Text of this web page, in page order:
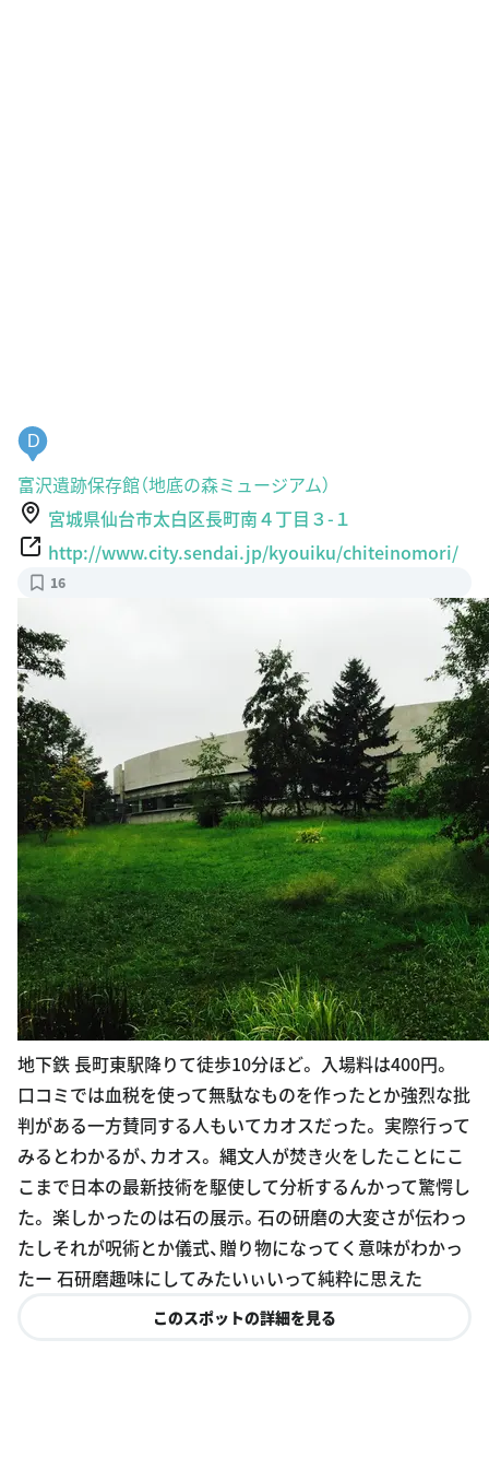
D
富沢遺跡保存館（地底の森ミュージアム）
宮城県仙台市太白区長町南４丁目３-１
http://www.city.sendai.jp/kyouiku/chiteinomori/
16
地下鉄 長町東駅降りて徒歩10分ほど。 入場料は400円。
口コミでは血税を使って無駄なものを作ったとか強烈な批
判がある一方賛同する人もいてカオスだった。 実際行って
みるとわかるが、カオス。 縄文人が焚き火をしたことにこ
こまで日本の最新技術を駆使して分析するんかって驚愕し
た。 楽しかったのは石の展示。石の研磨の大変さが伝わっ
たしそれが呪術とか儀式、贈り物になってく意味がわかっ
たー 石研磨趣味にしてみたいぃいって純粋に思えた
このスポットの詳細を見る